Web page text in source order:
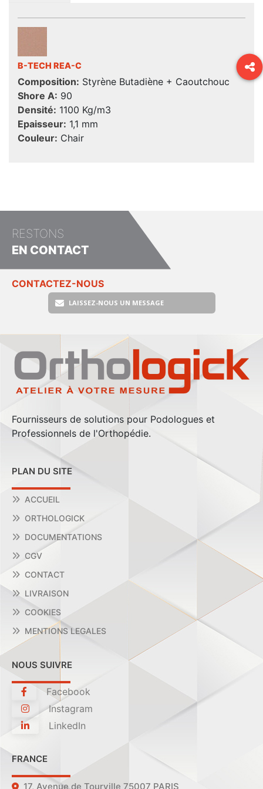
B-TECH REA-C
Composition: Styrène Butadiène + Caoutchouc
Shore A: 90
Densité: 1100 Kg/m3
Epaisseur: 1,1 mm
Couleur: Chair
RESTONS
EN CONTACT
CONTACTEZ-NOUS
LAISSEZ-NOUS UN MESSAGE
Fournisseurs de solutions pour Podologues et
Professionnels de l'Orthopédie.
PLAN DU SITE
ACCUEIL
ORTHOLOGICK
DOCUMENTATIONS
CGV
CONTACT
LIVRAISON
COOKIES
MENTIONS LEGALES
NOUS SUIVRE
Facebook
Instagram
LinkedIn
FRANCE
17, Avenue de Tourville 75007 PARIS